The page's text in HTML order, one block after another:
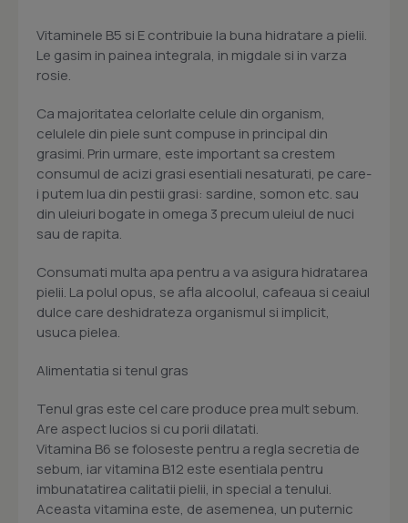
Vitaminele B5 si E contribuie la buna hidratare a pielii.
Le gasim in painea integrala, in migdale si in varza
rosie.
Ca majoritatea celorlalte celule din organism,
celulele din piele sunt compuse in principal din
grasimi. Prin urmare, este important sa crestem
consumul de acizi grasi esentiali nesaturati, pe care-
i putem lua din pestii grasi: sardine, somon etc. sau
din uleiuri bogate in omega 3 precum uleiul de nuci
sau de rapita.
Consumati multa apa pentru a va asigura hidratarea
pielii. La polul opus, se afla alcoolul, cafeaua si ceaiul
dulce care deshidrateza organismul si implicit,
usuca pielea.
Alimentatia si tenul gras
Tenul gras este cel care produce prea mult sebum.
Are aspect lucios si cu porii dilatati.
Vitamina B6 se foloseste pentru a regla secretia de
sebum, iar vitamina B12 este esentiala pentru
imbunatatirea calitatii pielii, in special a tenului.
Aceasta vitamina este, de asemenea, un puternic